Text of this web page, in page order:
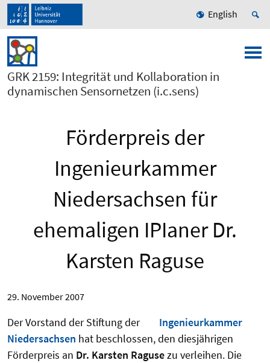
English
GRK 2159: Integrität und Kollaboration in
dynamischen Sensornetzen (i.c.sens)
Förderpreis der
Ingenieurkammer
Niedersachsen für
ehemaligen IPIaner Dr.
Karsten Raguse
29. November 2007
Der Vorstand der Stiftung der Ingenieurkammer
Niedersachsen hat beschlossen, den diesjährigen
Förderpreis an Dr. Karsten Ragusezu verleihen. Die